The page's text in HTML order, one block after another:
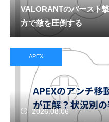
VALORANTのバースト
方で敵を圧倒する
APEX
2026.08.06